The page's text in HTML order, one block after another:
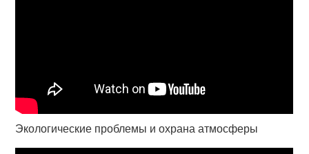
Экологические проблемы и охрана атмосферы